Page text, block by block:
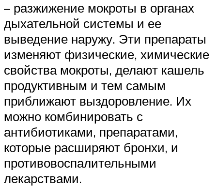
– разжижение мокроты в органах
дыхательной системы и ее
выведение наружу. Эти препараты
изменяют физические, химические
свойства мокроты, делают кашель
продуктивным и тем самым
приближают выздоровление. Их
можно комбинировать с
антибиотиками, препаратами,
которые расширяют бронхи, и
противовоспалительными
лекарствами.